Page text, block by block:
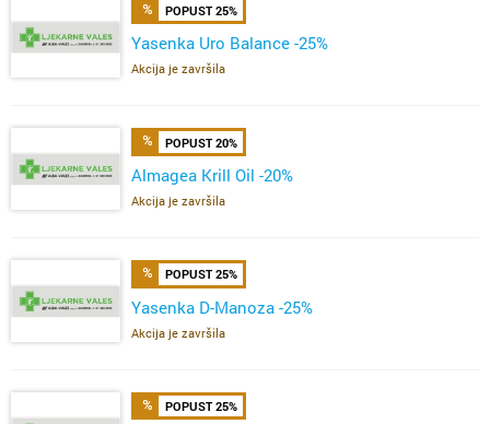
POPUST 25%
Yasenka Uro Balance -25%
Akcija je završila
POPUST 20%
Almagea Krill Oil -20%
Akcija je završila
POPUST 25%
Yasenka D-Manoza -25%
Akcija je završila
POPUST 25%